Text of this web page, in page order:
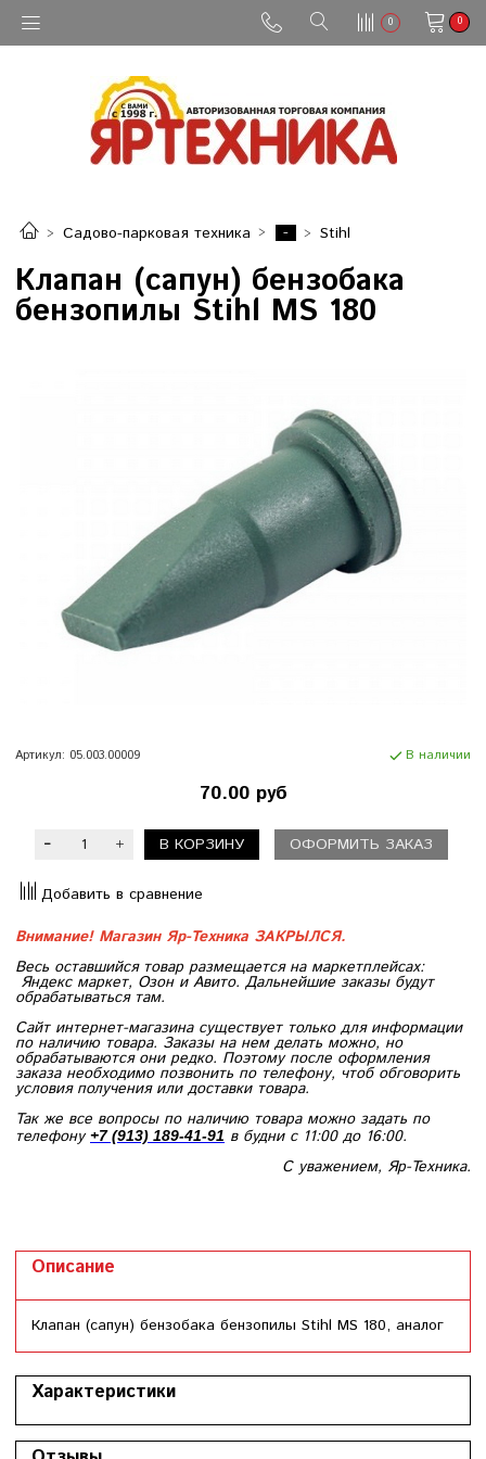
0 0
Садово-парковая техника - Stihl
Клапан (сапун) бензобака
бензопилы Stihl MS 180
Артикул: 05.003.00009 В наличии
70.00 руб
В КОРЗИНУ ОФОРМИТЬ ЗАКАЗ
Добавить в сравнение
Внимание! Магазин Яр-Техника ЗАКРЫЛСЯ.
Весь оставшийся товар размещается на маркетплейсах:
Яндекс маркет, Озон и Авито. Дальнейшие заказы будут
обрабатываться там.
Сайт интернет-магазина существует только для информации
по наличию товара. Заказы на нем делать можно, но
обрабатываются они редко. Поэтому после оформления
заказа необходимо позвонить по телефону, чтоб обговорить
условия получения или доставки товара.
Так же все вопросы по наличию товара можно задать по
телефону+7 (913) 189-41-91 в будни с 11:00 до 16:00.
С уважением, Яр-Техника.
Описание
Клапан (сапун) бензобака бензопилы Stihl MS 180, аналог
Характеристики